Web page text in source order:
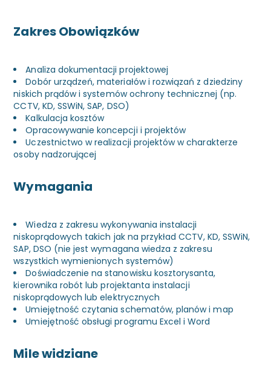
Zakres Obowiązków
Analiza dokumentacji projektowej
Dobór urządzeń, materiałów i rozwiązań z dziedziny
niskich prądów i systemów ochrony technicznej (np.
CCTV, KD, SSWiN, SAP, DSO)
Kalkulacja kosztów
Opracowywanie koncepcji i projektów
Uczestnictwo w realizacji projektów w charakterze
osoby nadzorującej
Wymagania
Wiedza z zakresu wykonywania instalacji
niskoprądowych takich jak na przykład CCTV, KD, SSWiN,
SAP, DSO (nie jest wymagana wiedza z zakresu
wszystkich wymienionych systemów)
Doświadczenie na stanowisku kosztorysanta,
kierownika robót lub projektanta instalacji
niskoprądowych lub elektrycznych
Umiejętność czytania schematów, planów i map
Umiejętność obsługi programu Excel i Word
Mile widziane